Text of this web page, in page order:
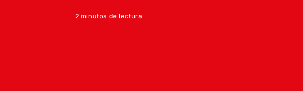
2 minutos de lectura